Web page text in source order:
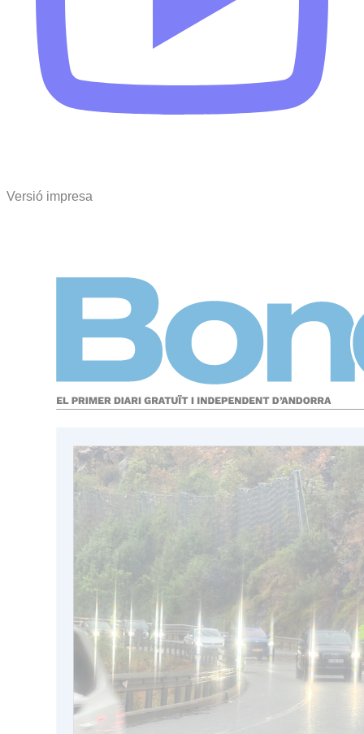
Versió impresa